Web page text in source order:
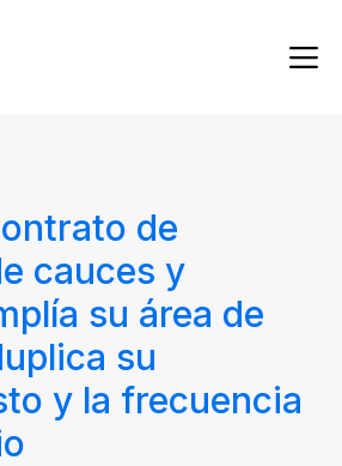
de
cauces y
su área de
su
y la frecuencia